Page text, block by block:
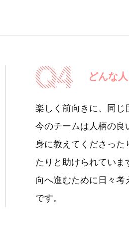
どんな
楽しく前向きに、同じ
今のチームは人柄の良
身に教えてくださった
たりと助けられてい
向へ進むために日々考
です。